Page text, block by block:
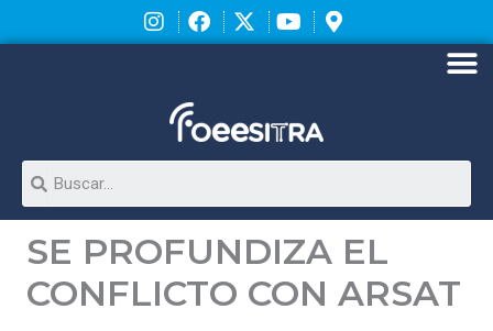
al
Search
SE PROFUNDIZA EL
CONFLICTO CON ARSAT